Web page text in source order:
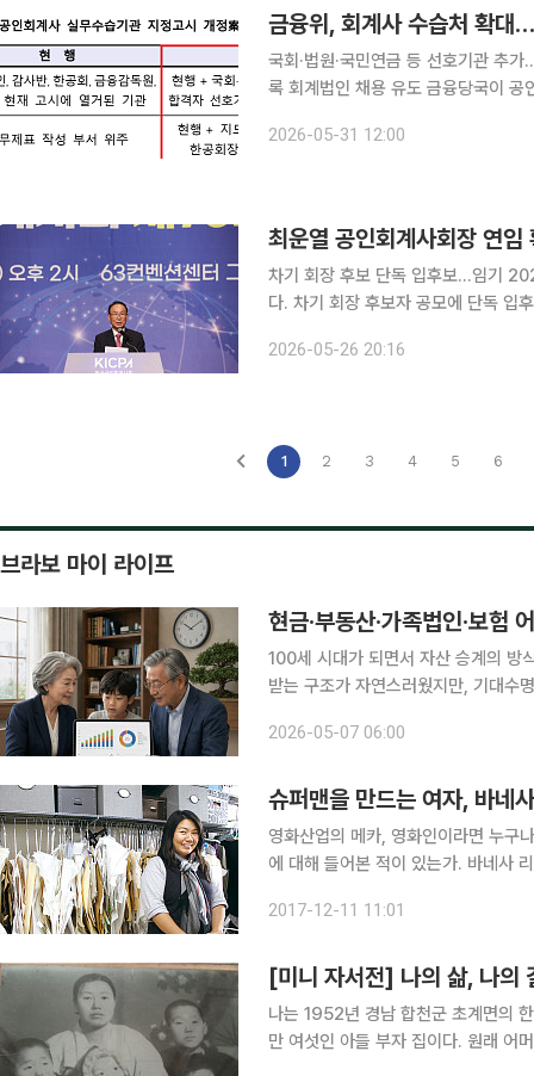
금융위, 회계사 수습처 확대
국회·법원·국민연금 등 선호기관 추
록 회계법인 채용 유도 금융당국이 공인회계사 시험 합격자들의 수습처 부족 문제를 해결하기 위해
2026-05-31 12:00
최운열 공인회계사회장 연임
차기 회장 후보 단독 입후보…임기 2028년 6월까지 최운열 한국공인
다. 차기 회장 후보자 공모에 단독 입후보하
임원 등 선거 규정상 회장 입후보자가
2026-05-26 20:16
1 2 3 4 5 6
브라보 마이 라이프
현금·부동산·가족법인·보험
100세 시대가 되면서 자산 승계의 방
받는 구조가 자연스러웠지만, 기대수
에서도 변화가 나타나고 있다. “자녀
2026-05-07 06:00
슈퍼맨을 만드는 여자, 바네
영화산업의 메카, 영화인이라면 누구
에 대해 들어본 적이 있는가. 바네사
을 총칭하는 ‘FX’ 분야에 속해 있는
2017-12-11 11:01
[미니 자서전] 나의 삶, 나의
나는 1952년 경남 합천군 초계면의
만 여섯인 아들 부자 집이다. 원래 어머니는 아들만 일곱을 나으셨는데 첫 째는 돌도 못 넘기고 잃었